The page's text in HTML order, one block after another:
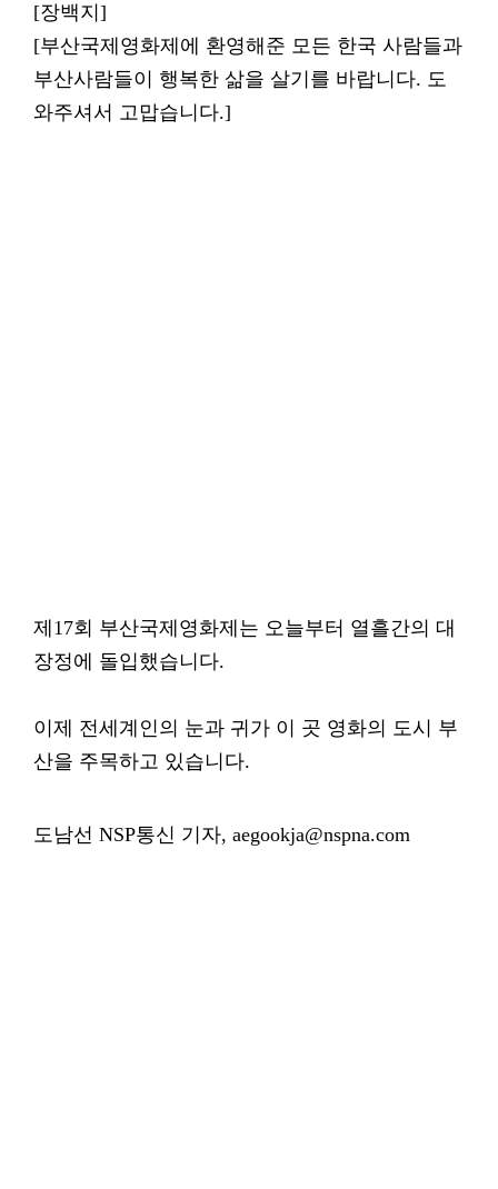
[장백지]
[부산국제영화제에 환영해준 모든 한국 사람들과
부산사람들이 행복한 삶을 살기를 바랍니다. 도
와주셔서 고맙습니다.]
제17회 부산국제영화제는 오늘부터 열흘간의 대
장정에 돌입했습니다.
이제 전세계인의 눈과 귀가 이 곳 영화의 도시 부
산을 주목하고 있습니다.
도남선 NSP통신 기자, aegookja@nspna.com